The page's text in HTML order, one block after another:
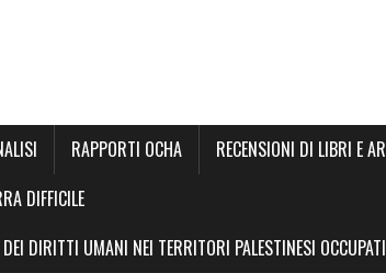
RAPPORTI OCHA RECENSIONI DI LIBRI E
DIFFICILE
DIRITTI UMANI NEI TERRITORI PALESTINESI